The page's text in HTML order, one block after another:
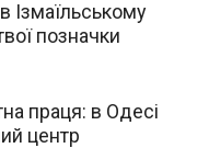
позначки
праця: в Одесі
центр